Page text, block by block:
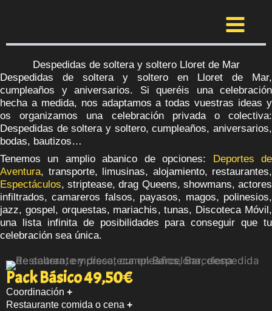
Despedidas de soltera y soltero Lloret de Mar
Despedidas de soltera y soltero en Lloret de Mar,
cumpleaños y aniversarios. Si queréis una celebración
hecha a medida, nos adaptamos a todas vuestras ideas y
os organizamos una celebración privada o colectiva:
Despedidas de soltera y soltero, cumpleaños, aniversarios,
bodas, bautizos…
Tenemos un amplio abanico de opciones: Deportes de
Aventura, transporte, limusinas, alojamiento, restaurantes,
Espectáculos, striptease, drag Queens, showmans, actores
infiltrados, camareros falsos, payasos, magos, polinesios,
jazz, gospel, orquestas, mariachis, tunas, Discoteca Móvil,
una lista infinita de posibilidades para conseguir que tu
celebración sea única.
Pack Básico 49,50€
Coordinación +
Restaurante comida o cena +